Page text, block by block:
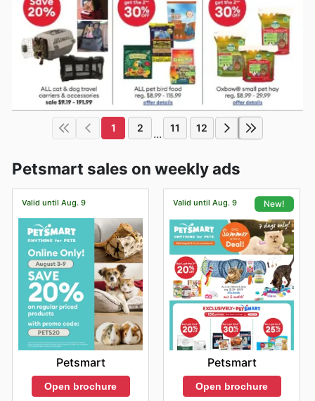
1 2 ... 11 12
Petsmart sales on weekly ads
Valid until Aug. 9
Petsmart
Open brochure
Valid until Aug. 9 New!
Petsmart
Open brochure